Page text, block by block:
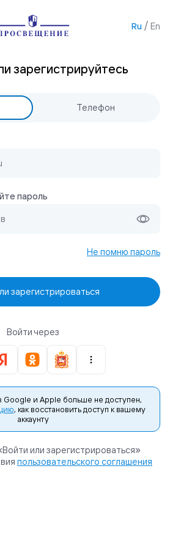
Ru / En
зарегистрируйтесь
Телефон
пароль
Не помню пароль
зарегистрироваться
Войти через
Google и Apple больше не доступен,
, как восстановить доступ к вашему
аккаунту
или зарегистрироваться»
пользовательского соглашения